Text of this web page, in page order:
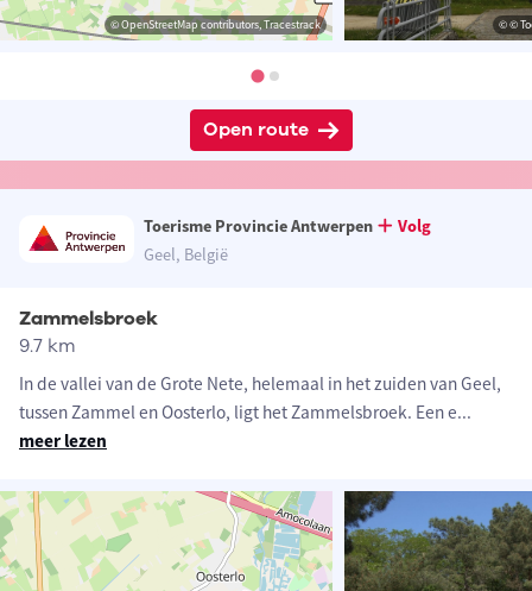
© OpenStreetMap contributors, Tracestrack © ©
Open route
Toerisme Provincie Antwerpen
Volg
Geel, België
Zammelsbroek
9.7 km
In de vallei van de Grote Nete, helemaal in het zuiden van Geel,
tussen Zammel en Oosterlo, ligt het Zammelsbroek. Een e...
meer lezen